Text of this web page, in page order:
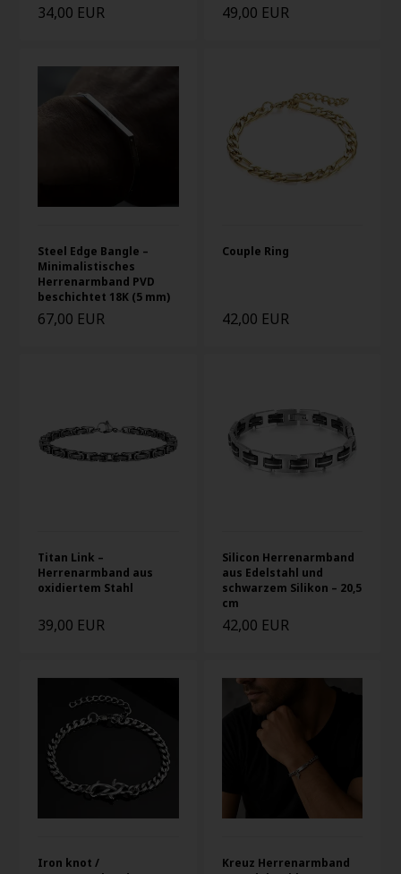
34,00 EUR 49,00 EUR
Steel Edge Bangle –
Minimalistisches
Herrenarmband PVD
beschichtet 18K (5 mm)
67,00 EUR
Couple Ring
42,00 EUR
Titan Link –
Herrenarmband aus
oxidiertem Stahl
39,00 EUR
Silicon Herrenarmband
aus Edelstahl und
schwarzem Silikon – 20,5
cm
42,00 EUR
Iron knot /
Kreuz Herrenarmband